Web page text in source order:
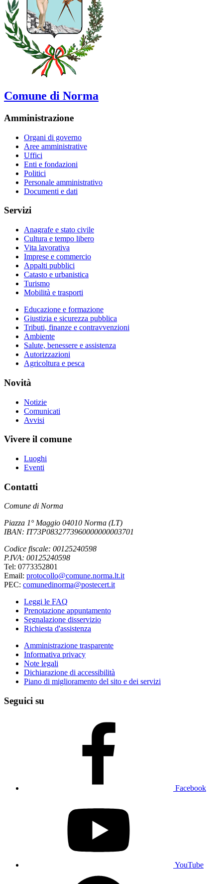
Comune di Norma
Amministrazione
Organi di governo
Aree amministrative
Uffici
Enti e fondazioni
Politici
Personale amministrativo
Documenti e dati
Servizi
Anagrafe e stato civile
Cultura e tempo libero
Vita lavorativa
Imprese e commercio
Appalti pubblici
Catasto e urbanistica
Turismo
Mobilità e trasporti
Educazione e formazione
Giustizia e sicurezza pubblica
Tributi, finanze e contravvenzioni
Ambiente
Salute, benessere e assistenza
Autorizzazioni
Agricoltura e pesca
Novità
Notizie
Comunicati
Avvisi
Vivere il comune
Luoghi
Eventi
Contatti
Comune di Norma
Piazza 1° Maggio 04010 Norma (LT)
IBAN: IT73P0832773960000000003701
Codice fiscale: 00125240598
P.IVA: 00125240598
Tel: 0773352801
Email: protocollo@comune.norma.lt.it
PEC: comunedinorma@postecert.it
Leggi le FAQ
Prenotazione appuntamento
Segnalazione disservizio
Richiesta d'assistenza
Amministrazione trasparente
Informativa privacy
Note legali
Dichiarazione di accessibilità
Piano di miglioramento del sito e dei servizi
Seguici su
Facebook
YouTube